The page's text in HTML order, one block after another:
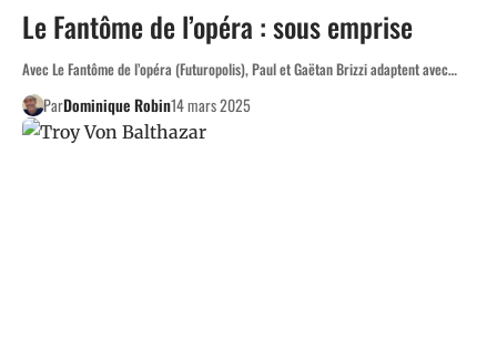
Le Fantôme de l’opéra : sous emprise
Avec Le Fantôme de l’opéra (Futuropolis), Paul et Gaëtan Brizzi adaptent avec…
ParDominique Robin14 mars 2025